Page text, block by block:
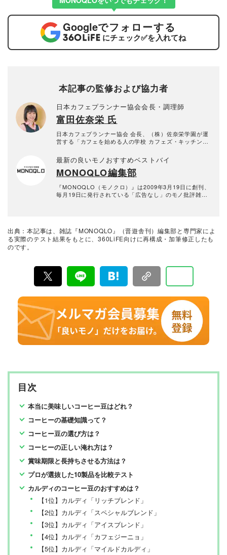
Googleでフォローする
にチェック✅を入れてね
本記事の監修および協力者
日本カフェプランナー協会会長・調理師
富田佐奈栄 氏
日本カフェプランナー協会 会長、（株）佐奈栄学園が運
営する「カフェを始める人の学校 カフェズ・キッチン」
デザートの指導や食材等の仕入れ、接客、資金繰りまで
カフェビジネスをトータルに指導。卒業生の開業数は350
店舗を超える。サントリーや日清製粉ウェルナ、日本ケ
ロッグ、森永乳業などのメニュー提案・開発も行う。カ
フェのスペシャリストとして「生活ほっとモーニング」
（NHK総合）、「有吉ゼミ」（日本テレビ）、「はなま
最新の良いモノおすすめベストバイ
MONOQLO編集部
『MONOQLO（モノクロ）』は2009年3月19日に創刊、
毎月19日に発行されている「広告なし」のモノ批評雑誌
に良いモノ」だけを厳選して紹介。編集長・山田和樹を
中心に、11名以上の編集体制で日々の検証・記事制作を
出典：本記事は、雑誌『MONOQLO』（晋遊舎刊）編集部と専門家によ
る実際のテスト結果をもとに、360LiFE向けに再構成・加筆修正したも
のです。
目次
本当に美味しいコーヒー豆はどれ？
コーヒーの基礎知識って？
コーヒー豆の選び方は？
コーヒーの正しい淹れ方は？
賞味期限と長持ちさせる方法は？
プロが選抜した10製品を比較テスト
カルディのコーヒー豆のおすすめは？
【1位】カルディ「リッチブレンド」
【2位】カルディ「スペシャルブレンド」
【3位】カルディ「アイスブレンド」
【4位】カルディ「カフェジーニョ」
【5位】カルディ「マイルドカルディ」